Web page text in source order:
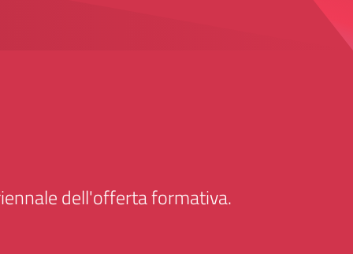
dell'offerta formativa.